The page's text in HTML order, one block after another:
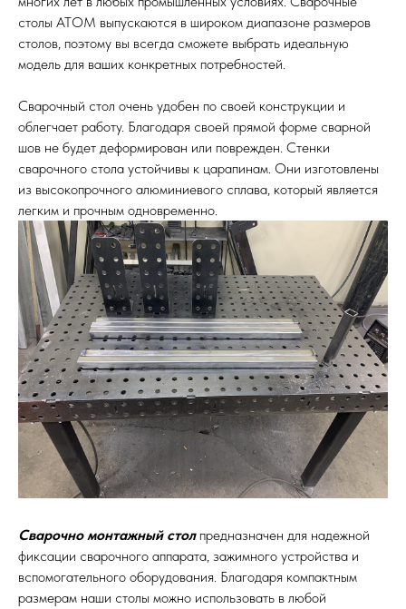
столы ATOM выпускаются в широком диапазоне размеров
столов, поэтому вы всегда сможете выбрать идеальную
модель для ваших конкретных потребностей.
Сварочный стол очень удобен по своей конструкции и
облегчает работу. Благодаря своей прямой форме сварной
шов не будет деформирован или поврежден. Стенки
сварочного стола устойчивы к царапинам. Они изготовлены
из высокопрочного алюминиевого сплава, который является
легким и прочным одновременно.
Сварочно монтажный столпредназначен для надежной
фиксации сварочного аппарата, зажимного устройства и
вспомогательного оборудования. Благодаря компактным
размерам наши столы можно использовать в любой